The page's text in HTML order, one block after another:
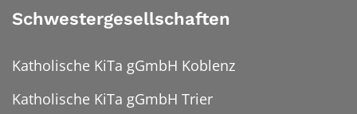
Schwestergesellschaften
Katholische KiTa gGmbH Koblenz
Katholische KiTa gGmbH Trier